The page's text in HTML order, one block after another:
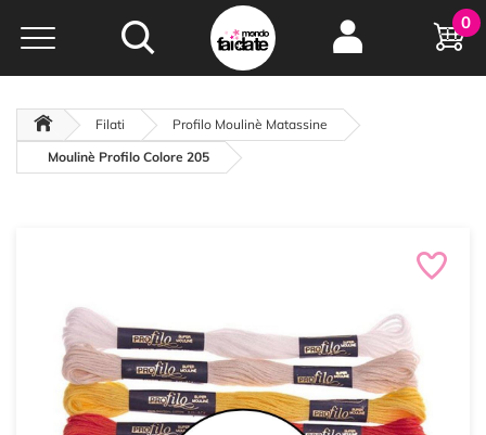
Hobby e
creatività...
oltre 15 anni online
0
Filati
Profilo Moulinè Matassine
Moulinè Profilo Colore 205